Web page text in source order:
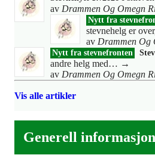
av Drammen Og Omegn
Nytt fra
stevnehelg er
av Drammen Og
Nytt fra stevnefronten
andre helg med… →
av Drammen Og Omegn
Vis alle artikler
Generell informasjon